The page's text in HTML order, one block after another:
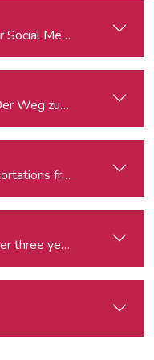
Media
Weg zum eigenen
from the US?
three years of war.